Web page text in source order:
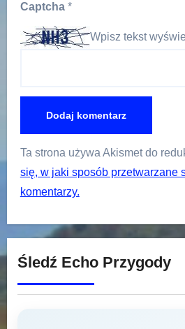
Captcha *
Wpisz tekst
Ta strona używa Akismet do
się, w jaki sposób przetwarzane
komentarzy.
Śledź Echo Przygody